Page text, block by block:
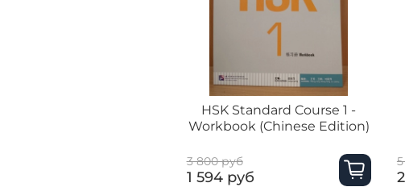
HSK Standard Course 1 -
Workbook (Chinese Edition)
3 800 руб
1 594 руб